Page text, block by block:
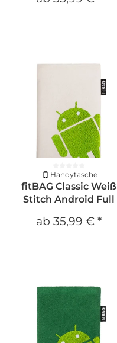
Handytasche
fitBAG Classic Weiß
Stitch Android Full
ab35,99 €*